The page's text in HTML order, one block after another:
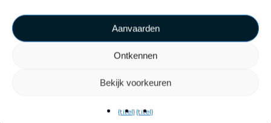
Aanvaarden
Ontkennen
Bekijk voorkeuren
{titel}{titel}